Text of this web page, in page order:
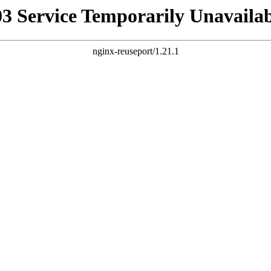
Service Temporarily
nginx-reuseport/1.21.1